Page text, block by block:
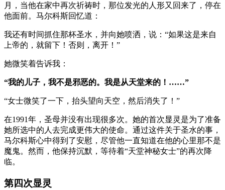
月，当他在家中再次祈祷时，那位发光的人形又回来了，停在
他面前。马尔科斯回忆道：
我还有时间抓住那杯圣水，并向她喷洒，说：“如果这是来自
上帝的，就留下！否则，离开！”
她微笑着告诉我：
“我的儿子，我不是邪恶的。我是从天堂来的！……”
“女士微笑了一下，抬头望向天空，然后消失了！”
在1991年，圣母并没有出现很多次。她的首次显灵是为了准备
她所选中的人去完成更伟大的使命。通过这件关于圣水的事，
马尔科斯心中得到了安慰，尽管他一直知道在他的心里那不是
魔鬼。然而，他保持沉默，等待着“天堂神秘女士”的再次降
临。
第四次显灵